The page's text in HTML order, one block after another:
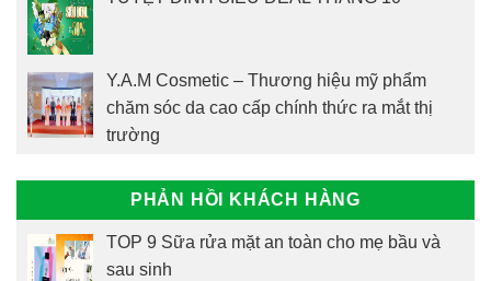
Y.A.M Cosmetic – Thương hiệu mỹ phẩm
chăm sóc da cao cấp chính thức ra mắt thị
trường
PHẢN HỒI KHÁCH HÀNG
TOP 9 Sữa rửa mặt an toàn cho mẹ bầu và
sau sinh